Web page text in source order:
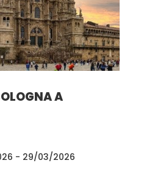
A
- 29/03/2026